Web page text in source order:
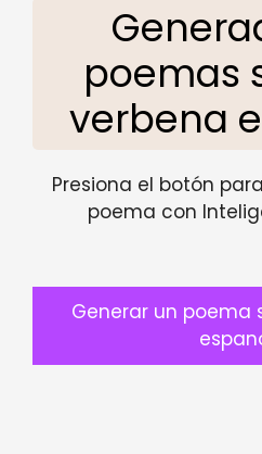
poemas
verbena
Presiona el botón
poema con
Generar un poema